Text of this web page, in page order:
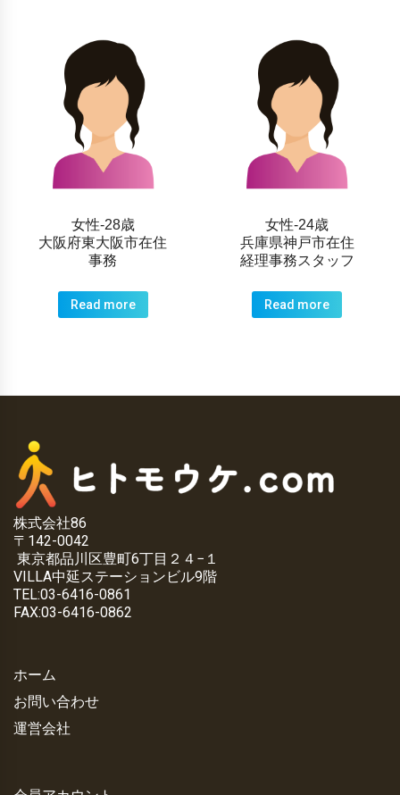
女性-28歳
大阪府東大阪市在住
事務
Read more
女性-24歳
兵庫県神戸市在住
経理事務スタッフ
Read more
株式会社86
〒142-0042
東京都品川区豊町6丁目２４−１
VILLA中延ステーションビル9階
TEL:03-6416-0861
FAX:03-6416-0862
ホーム
お問い合わせ
運営会社